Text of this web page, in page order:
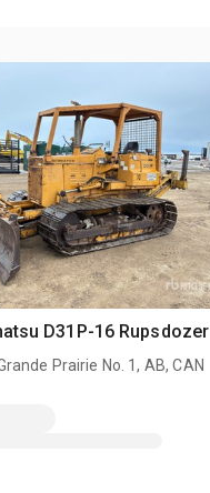
D31P-16 Rupsdozer
Prairie No. 1, AB, CAN